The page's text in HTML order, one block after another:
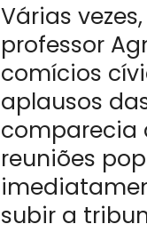
Várias
professor
comícios
aplausos
comparecia
reuniões
subir a